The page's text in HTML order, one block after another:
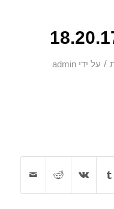
/ על ידי admin